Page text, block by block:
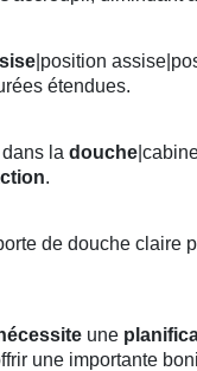
|position
étendues.
la douche
.
de douche claire
une
une importante